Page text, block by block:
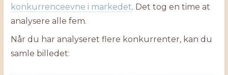
konkurrenceevne i markedet. Det tog en time at
analysere alle fem.
Når du har analyseret flere konkurrenter, kan du
samle billedet: